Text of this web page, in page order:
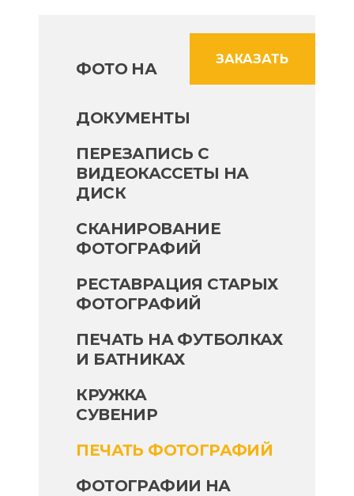
ЗАКАЗАТЬ
ФОТО НА
ДОКУМЕНТЫ
ПЕРЕЗАПИСЬ С
ВИДЕОКАССЕТЫ НА
ДИСК
СКАНИРОВАНИЕ
ФОТОГРАФИЙ
РЕСТАВРАЦИЯ СТАРЫХ
ФОТОГРАФИЙ
ПЕЧАТЬ НА ФУТБОЛКАХ
И БАТНИКАХ
КРУЖКА
СУВЕНИР
ПЕЧАТЬ ФОТОГРАФИЙ
ФОТОГРАФИИ НА